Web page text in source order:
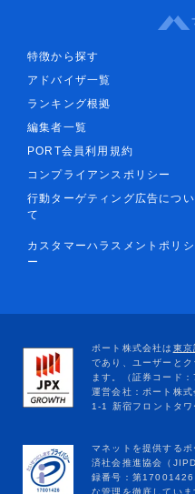
特徴から探す
アドバイザ一覧
ランキング根拠
編集者一覧
PORT会員利用規約
コンプライアンスポリシー
行動ターゲティング広告につい
て
カスタマーハラスメントポリシ
ー